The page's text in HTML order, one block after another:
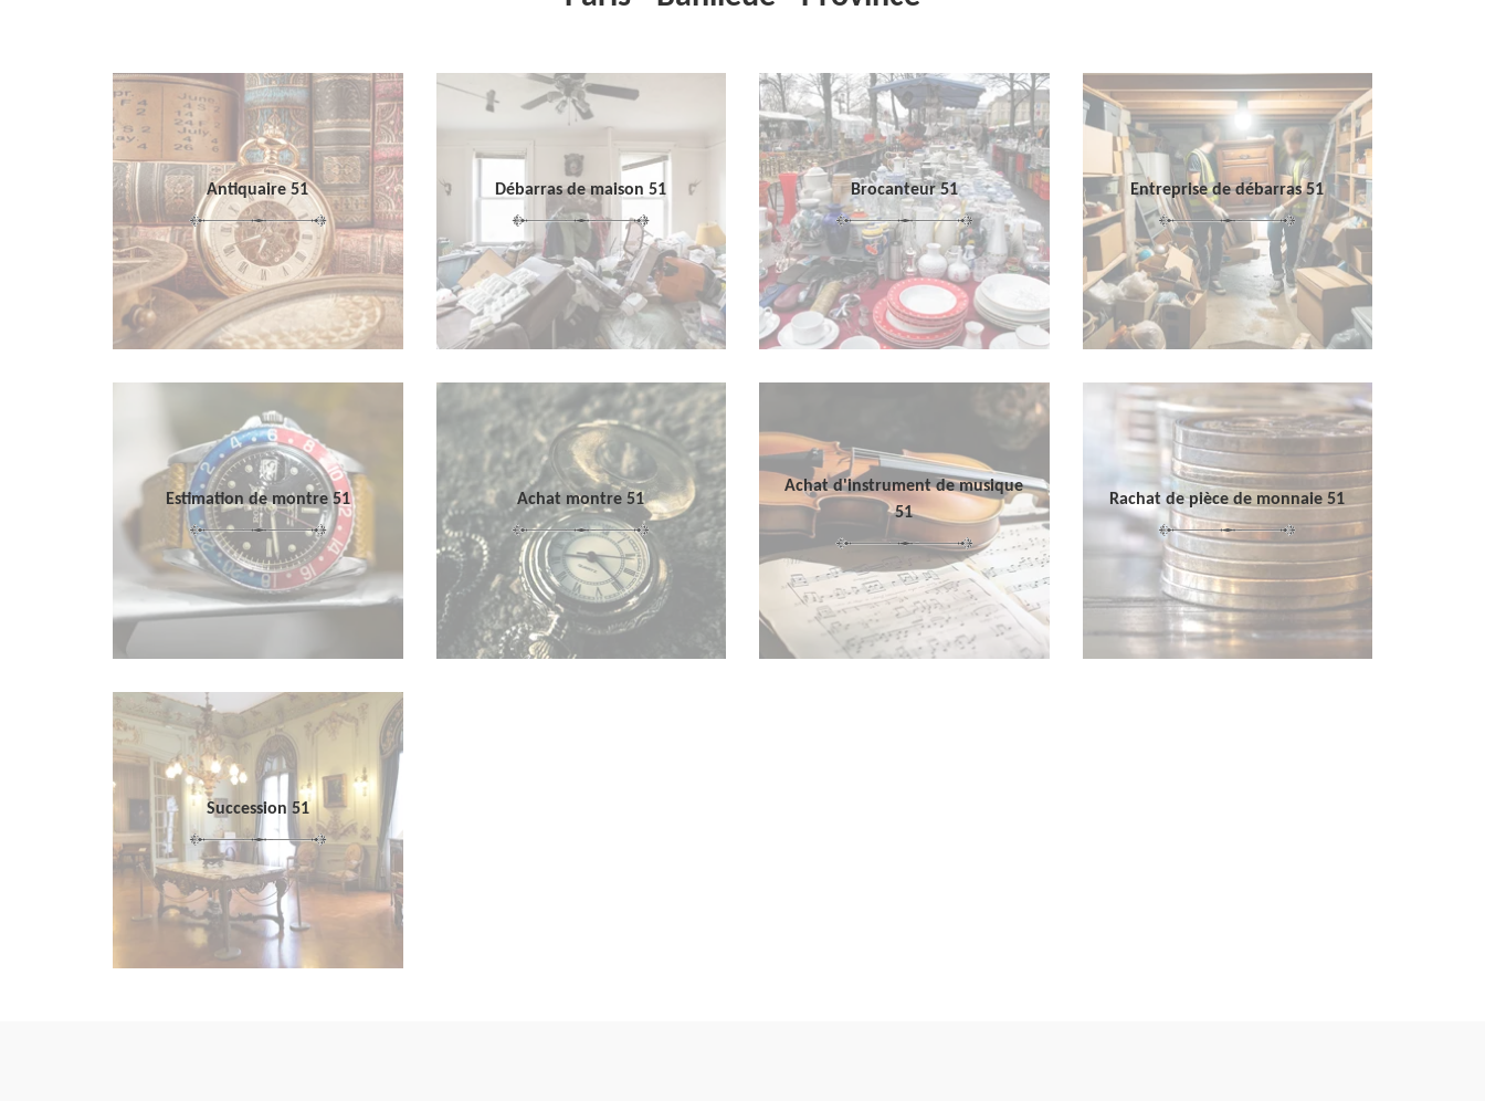
Antiquaire 51 Débarras de maison 51 Brocanteur 51 Entreprise de débarras 51
Estimation de montre 51 Achat montre 51
Achat d'instrument de musique
51
Rachat de pièce de monnaie 51
Succession 51